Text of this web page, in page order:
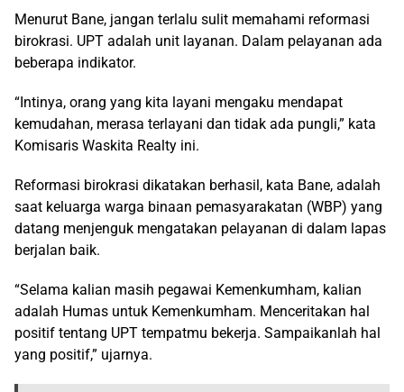
Menurut Bane, jangan terlalu sulit memahami reformasi
birokrasi. UPT adalah unit layanan. Dalam pelayanan ada
beberapa indikator.
“Intinya, orang yang kita layani mengaku mendapat
kemudahan, merasa terlayani dan tidak ada pungli,” kata
Komisaris Waskita Realty ini.
Reformasi birokrasi dikatakan berhasil, kata Bane, adalah
saat keluarga warga binaan pemasyarakatan (WBP) yang
datang menjenguk mengatakan pelayanan di dalam lapas
berjalan baik.
“Selama kalian masih pegawai Kemenkumham, kalian
adalah Humas untuk Kemenkumham. Menceritakan hal
positif tentang UPT tempatmu bekerja. Sampaikanlah hal
yang positif,” ujarnya.